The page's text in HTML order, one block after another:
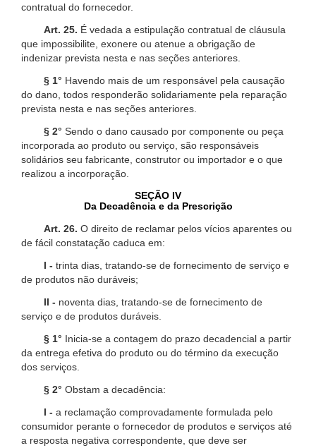
contratual do fornecedor.
Art. 25. É vedada a estipulação contratual de cláusula
que impossibilite, exonere ou atenue a obrigação de
indenizar prevista nesta e nas seções anteriores.
§ 1° Havendo mais de um responsável pela causação
do dano, todos responderão solidariamente pela reparação
prevista nesta e nas seções anteriores.
§ 2° Sendo o dano causado por componente ou peça
incorporada ao produto ou serviço, são responsáveis
solidários seu fabricante, construtor ou importador e o que
realizou a incorporação.
SEÇÃO IV
Da Decadência e da Prescrição
Art. 26. O direito de reclamar pelos vícios aparentes ou
de fácil constatação caduca em:
I - trinta dias, tratando-se de fornecimento de serviço e
de produtos não duráveis;
II - noventa dias, tratando-se de fornecimento de
serviço e de produtos duráveis.
§ 1° Inicia-se a contagem do prazo decadencial a partir
da entrega efetiva do produto ou do término da execução
dos serviços.
§ 2° Obstam a decadência:
I - a reclamação comprovadamente formulada pelo
consumidor perante o fornecedor de produtos e serviços até
a resposta negativa correspondente, que deve ser